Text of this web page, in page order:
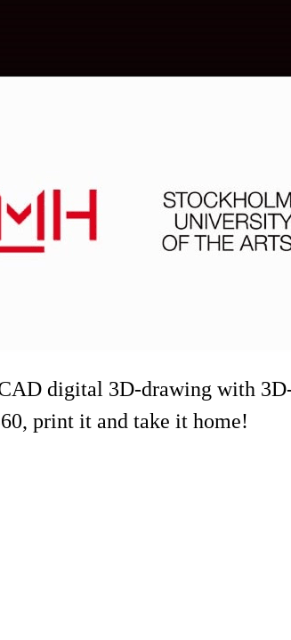
CAD digital 3D-drawing with
print it and take it home!